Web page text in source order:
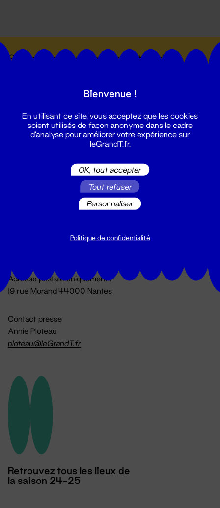
Suivez toutes les actualités du
Du lundi au vendredi 14h → 18h
Adresse postale uniquement :
19 rue Morand 44000 Nantes
Contact presse
Annie Ploteau
ploteau@leGrandT.fr
Retrouvez tous les lieux de
la saison 24-25
Bienvenue !
En utilisant ce site, vous acceptez que les cookies
soient utilisés de façon anonyme dans le cadre
d'analyse pour améliorer votre expérience sur
leGrandT.fr.
OK, tout accepter
Tout refuser
Personnaliser
Politique de confidentialité